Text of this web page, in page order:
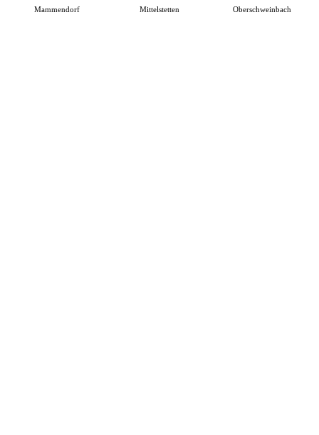
Mammendorf Mittelstetten Oberschweinbach